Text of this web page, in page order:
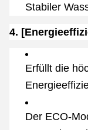
Stabiler
4.
Erfüllt die
Der ECO-